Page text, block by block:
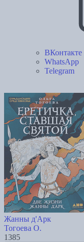
ВКонтакте
WhatsApp
Telegram
Жанны д'Арк
Тогоева О.
1385